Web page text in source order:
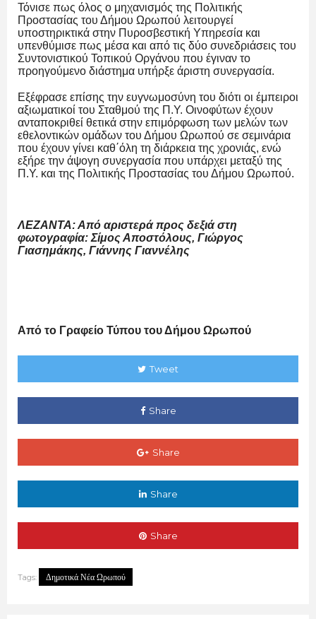
Τόνισε πως όλος ο μηχανισμός της Πολιτικής
Προστασίας του Δήμου Ωρωπού λειτουργεί
υποστηρικτικά στην Πυροσβεστική Υπηρεσία και
υπενθύμισε πως μέσα και από τις δύο συνεδριάσεις του
Συντονιστικού Τοπικού Οργάνου που έγιναν το
προηγούμενο διάστημα υπήρξε άριστη συνεργασία.
Εξέφρασε επίσης την ευγνωμοσύνη του διότι οι έμπειροι
αξιωματικοί του Σταθμού της Π.Υ. Οινοφύτων έχουν
ανταποκριθεί θετικά στην επιμόρφωση των μελών των
εθελοντικών ομάδων του Δήμου Ωρωπού σε σεμινάρια
που έχουν γίνει καθ΄όλη τη διάρκεια της χρονιάς, ενώ
εξήρε την άψογη συνεργασία που υπάρχει μεταξύ της
Π.Υ. και της Πολιτικής Προστασίας του Δήμου Ωρωπού.
ΛΕΖΑΝΤΑ: Από αριστερά προς δεξιά στη
φωτογραφία: Σίμος Αποστόλους, Γιώργος
Γιασημάκης, Γιάννης Γιαννέλης
Aπό το Γραφείο Τύπου του Δήμου Ωρωπού
Tweet
Share
Share
Share
Share
Tags: Δημοτικά Νέα Ωρωπού